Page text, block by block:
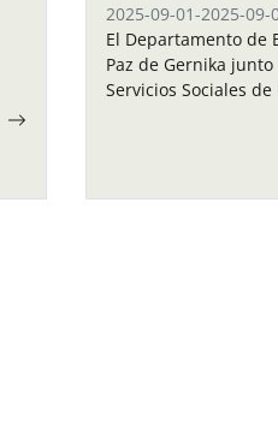
2025-09-01-2025-09-
El Departamento de
Paz de Gernika
Servicios Sociales